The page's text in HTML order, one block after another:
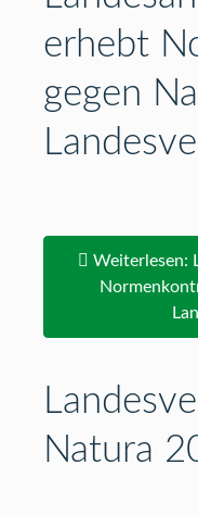
erhebt
gegen
Weiterlesen:
Natura